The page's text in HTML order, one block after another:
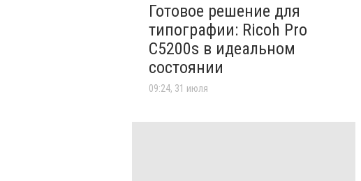
Готовое решение для
типографии: Ricoh Pro
C5200s в идеальном
состоянии
09:24, 31 июля